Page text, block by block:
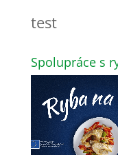
test
Spolupráce s